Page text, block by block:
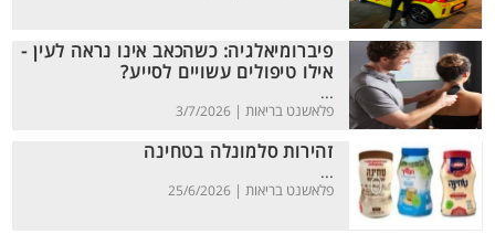
פיברומיאלגיה: כשהכאב אינו נראה לעין -
אילו טיפולים עשויים לסייע?
...
פלאשנט בריאות | 3/7/2026
זהירות סלמונלה בטחינה
...
פלאשנט בריאות | 25/6/2026